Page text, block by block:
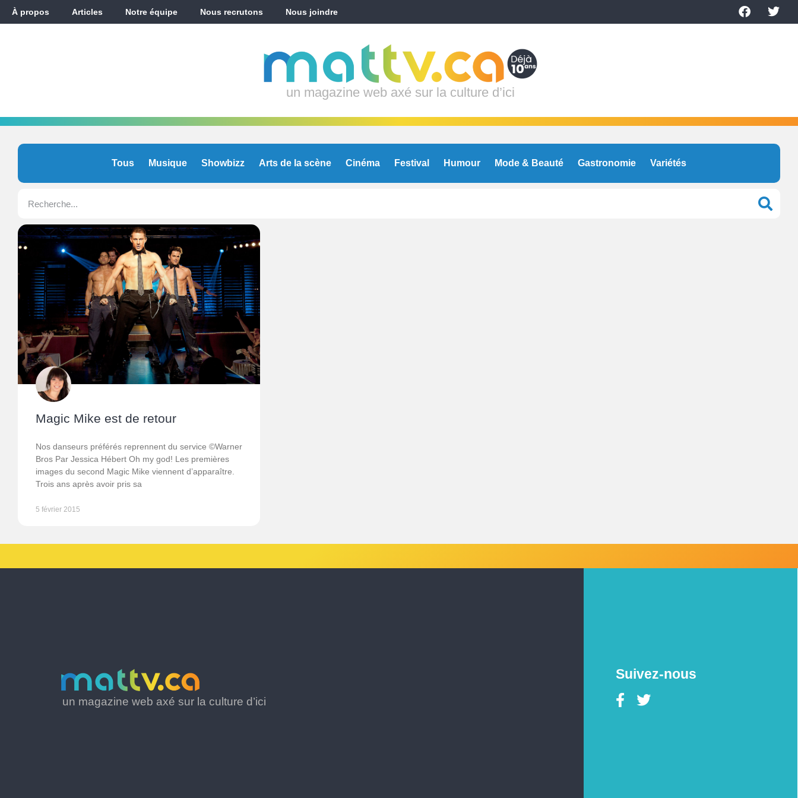
À propos Articles Notre équipe Nous recrutons Nous joindre
un magazine web axé sur la culture d’ici
Tous Musique Showbizz Arts de la scène Cinéma Festival Humour Mode & Beauté Gastronomie Variétés
Magic Mike est de retour
Nos danseurs préférés reprennent du service ©Warner
Bros Par Jessica Hébert Oh my god! Les premières
images du second Magic Mike viennent d’apparaître.
Trois ans après avoir pris sa
5 février 2015
un magazine web axé sur la culture d’ici
Suivez-nous